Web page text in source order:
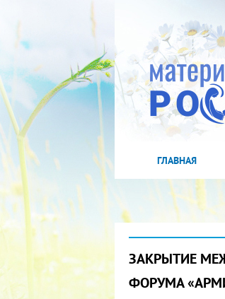
ГЛАВНАЯ
ЗАКРЫТИЕ
ФОРУМА